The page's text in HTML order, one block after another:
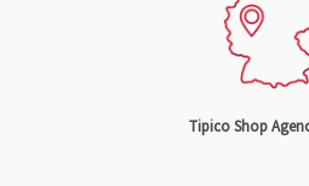
Tipico Shop